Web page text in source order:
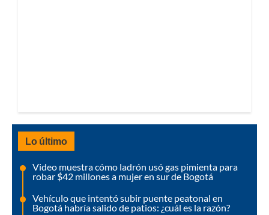
Lo último
Video muestra cómo ladrón usó gas pimienta para
robar $42 millones a mujer en sur de Bogotá
Vehículo que intentó subir puente peatonal en
Bogotá habría salido de patios: ¿cuál es la razón?